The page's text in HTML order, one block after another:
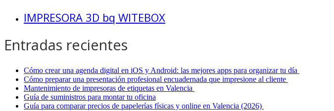
IMPRESORA 3D bq WITEBOX
Entradas recientes
Cómo crear una agenda digital en iOS y Android: las mejores apps para organizar tu día
Cómo preparar una presentación profesional encuadernada que impresione al cliente
Mantenimiento de impresoras de etiquetas en Valencia
Guía de suministros para montar tu oficina
Guía para comparar precios de papelerías físicas y online en Valencia (2026)